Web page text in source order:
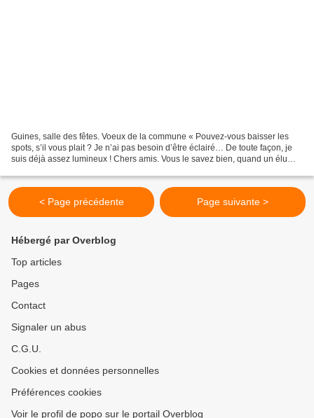
Guines, salle des fêtes. Voeux de la commune « Pouvez-vous baisser les
spots, s’il vous plait ? Je n’ai pas besoin d’être éclairé… De toute façon, je
suis déjà assez lumineux ! Chers amis. Vous le savez bien, quand un élu
< Page précédente Page suivante >
Hébergé par Overblog
Top articles
Pages
Contact
Signaler un abus
C.G.U.
Cookies et données personnelles
Préférences cookies
Voir le profil de popo sur le portail Overblog